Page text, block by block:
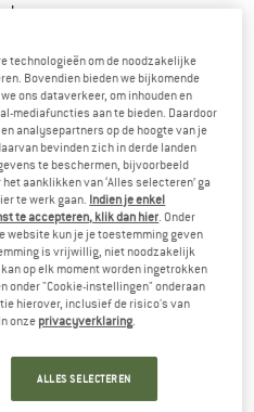
Q36.5
Air Shell Jacket
€ 139,95
(2)
technologieën om de noodzakelijke
Bovendien bieden we bijkomende
ons dataverkeer, om inhouden en
mediafuncties aan te bieden. Daardoor
analysepartners op de hoogte van je
bevinden zich in derde landen
te beschermen, bijvoorbeeld
aanklikken van ‘Alles selecteren’ ga
te werk gaan. Indien je enkel
te accepteren, klik dan hier . Onder
website kun je je toestemming geven
is vrijwillig, niet noodzakelijk
op elk moment worden ingetrokken
onder "Cookie-instellingen" onderaan
hierover, inclusief de risico's van
onze privacyverklaring
ALLES SELECTEREN